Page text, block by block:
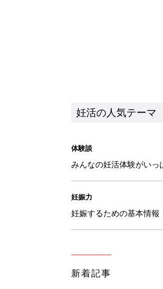
妊活の人気テーマ
体験談
みんなの妊活体験がいっ
妊娠力
妊娠するための基本情報
新着記事